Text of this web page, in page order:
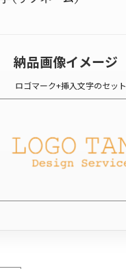
納品画像イメージ
ロゴマーク+挿入文字のセット